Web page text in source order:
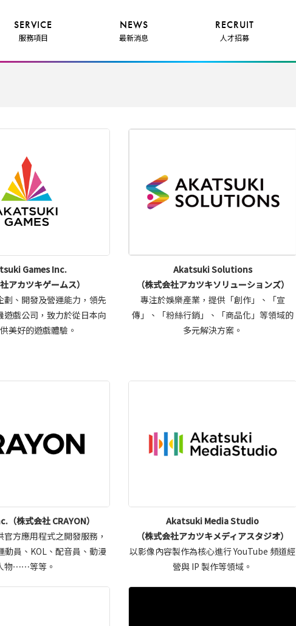
SERVICE
服務項目
NEWS
最新消息
RECRUIT
人才招募
Games Inc.
アカツキゲームス）
劃、開發及營運能力，領先
遊戲公司，致力於從日本向
美好的遊戲體驗。
Akatsuki Solutions
（株式会社アカツキソリューションズ）
專注於娛樂產業，提供「創作」、「宣
傳」、「粉絲行銷」、「商品化」等領域的
多元解決方案。
（株式会社 CRAYON）
方應用程式之開發服務，
動員、KOL、配音員、動漫
物⋯⋯等等。
Akatsuki Media Studio
（株式会社アカツキメディアスタジオ）
以影像內容製作為核心進行 YouTube 頻道經
營與 IP 製作等領域。